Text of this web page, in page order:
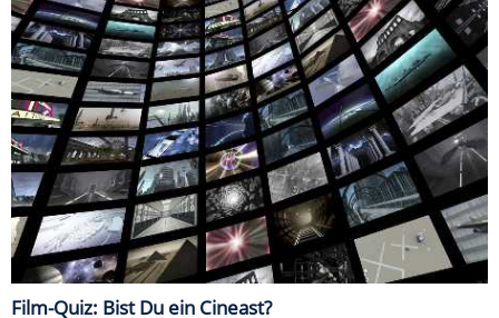
Film-Quiz: Bist Du ein Cineast?